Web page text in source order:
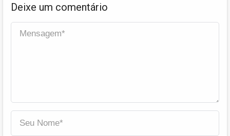
Deixe um comentário